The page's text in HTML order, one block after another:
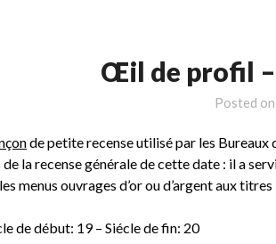
Œil de profil –
Posted on
de petite recense utilisé par les
de la recense générale de cette date : il a
menus ouvrages d’or ou d’argent aux titres
de début: 19 – Siécle de fin: 20